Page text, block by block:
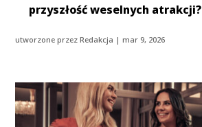
przyszłość weselnych atrakcji?
utworzone przezRedakcja |mar 9, 2026